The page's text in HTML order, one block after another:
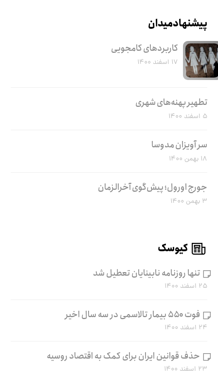
پیشنهاد میدان
کاربرد‌های کامجویی
۱۷ اسفند ۱۴۰۰
تطهیر پهنه‌های شهری
۵ اسفند ۱۴۰۰
سر آویزان مدوسا
۱۸ بهمن ۱۴۰۰
جورج اورول؛ پیش‌گوی آخرالزمان
۳ بهمن ۱۴۰۰
کیوسک
تنها روزنامه نابینایان تعطیل شد
۲۵ اسفند ۱۴۰۰
فوت ۵۵۰ بیمار تالاسمی در سه سال اخیر
۲۴ اسفند ۱۴۰۰
حذف قوانین ایران برای کمک به اقتصاد روسیه
۲۳ اسفند ۱۴۰۰